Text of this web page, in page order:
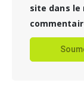
site dans le